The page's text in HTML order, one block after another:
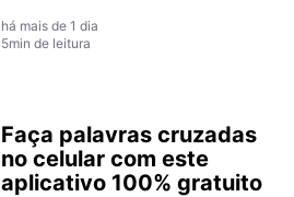
há mais de 1 dia
5min de leitura
Faça palavras cruzadas
no celular com este
aplicativo 100% gratuito